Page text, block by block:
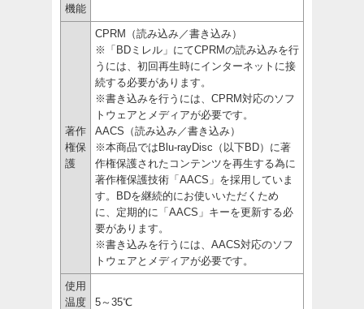
機能
著作
権保
護
CPRM（読み込み／書き込み）
※「BDミレル」にてCPRMの読み込みを行
うには、初回再生時にインターネットに接
続する必要があります。
※書き込みを行うには、CPRM対応のソフ
トウェアとメディアが必要です。
AACS（読み込み／書き込み）
※本商品ではBlu-rayDisc（以下BD）に著
作権保護されたコンテンツを再生する為に
著作権保護技術「AACS」を採用していま
す。BDを継続的にお使いいただくため
に、定期的に「AACS」キーを更新する必
要があります。
※書き込みを行うには、AACS対応のソフ
トウェアとメディアが必要です。
使用
温度
5～35℃